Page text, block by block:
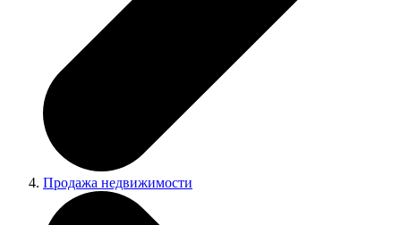
Продажа недвижимости